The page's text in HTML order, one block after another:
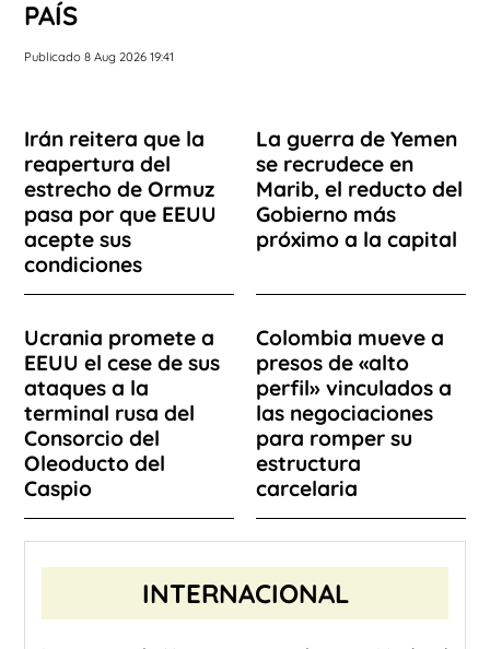
PAÍS
Publicado 8 Aug 2026 19:41
Irán reitera que la
reapertura del
estrecho de Ormuz
pasa por que EEUU
acepte sus
condiciones
La guerra de Yemen
se recrudece en
Marib, el reducto del
Gobierno más
próximo a la capital
Ucrania promete a
EEUU el cese de sus
ataques a la
terminal rusa del
Consorcio del
Oleoducto del
Caspio
Colombia mueve a
presos de «alto
perfil» vinculados a
las negociaciones
para romper su
estructura
carcelaria
INTERNACIONAL